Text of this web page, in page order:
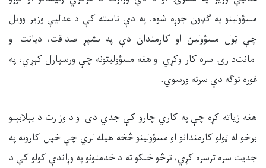
مسؤولینو په ګډون جوړه شوه. په دې ناسته کې د عدلیې وزیر وویل
چې ټول مسؤولین او کارمندان دې په بشپړ صداقت، دیانت او
امانت‌دارۍ سره کار وکړي او هغه مسؤولیتونه چې ورسپارل کېږي، په
غوره توګه دې سرته ورسوي.
هغه زیاته کړه چې په کاري چارو کې جدي دی او د وزارت د بېلابېلو
برخو له ټولو کارمندانو او مسؤولینو څخه هیله لري چې خپل کارونه په
جدیت سره ترسره کړي، ترڅو خلکو ته د خدمتونو په وړاندې کولو کې د